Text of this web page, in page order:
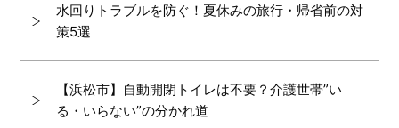
水回りトラブルを防ぐ！夏休みの旅行・帰省前の対
策5選
【浜松市】自動開閉トイレは不要？介護世帯”い
る・いらない”の分かれ道